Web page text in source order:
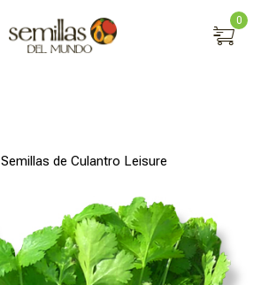
0
Semillas de Culantro Leisure